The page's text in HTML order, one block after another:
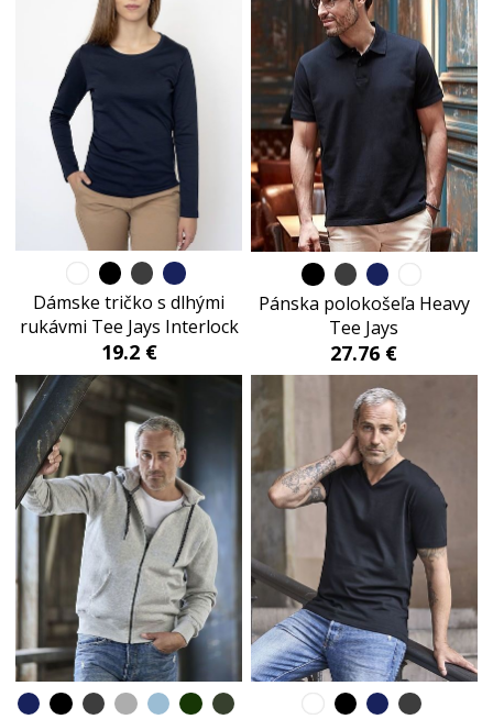
Dámske tričko s dlhými
rukávmi Tee Jays Interlock
19.2 €
Pánska polokošeľa Heavy
Tee Jays
27.76 €